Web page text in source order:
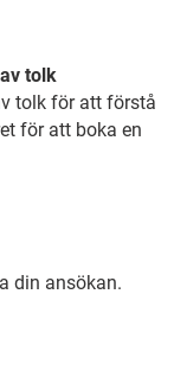
tolk
tolk för att förstå
för att boka en
din ansökan.